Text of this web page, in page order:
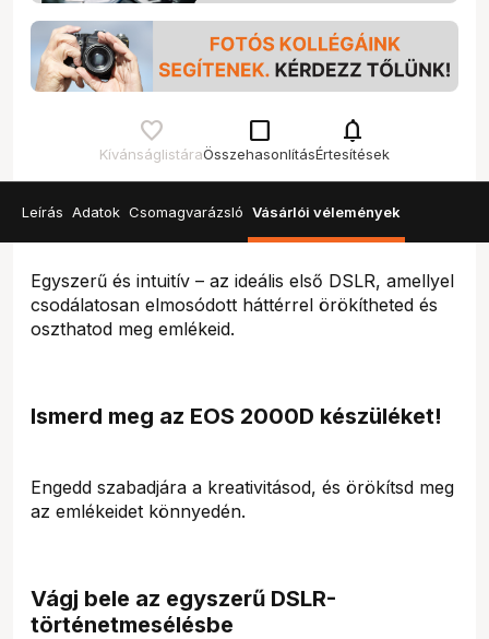
Kívánságlistára
check_box_outline_blank
Összehasonlítás
notifications
Értesítések
Leírás Adatok Csomagvarázsló Vásárlói vélemények
Egyszerű és intuitív – az ideális első DSLR, amellyel
csodálatosan elmosódott háttérrel örökítheted és
oszthatod meg emlékeid.
Ismerd meg az EOS 2000D készüléket!
Engedd szabadjára a kreativitásod, és örökítsd meg
az emlékeidet könnyedén.
Vágj bele az egyszerű DSLR-
történetmesélésbe